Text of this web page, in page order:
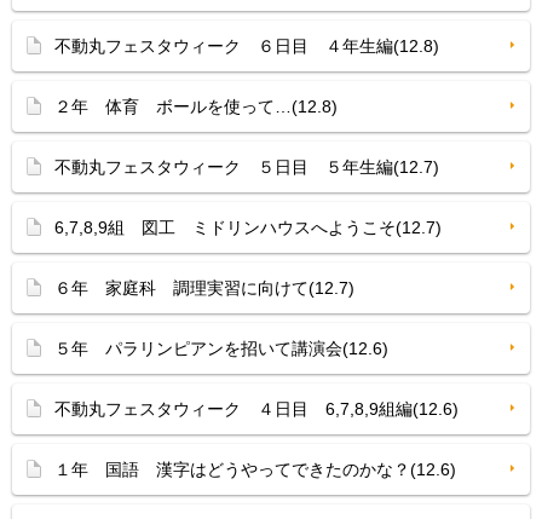
不動丸フェスタウィーク ６日目 ４年生編(12.8)
２年 体育 ボールを使って…(12.8)
不動丸フェスタウィーク ５日目 ５年生編(12.7)
6,7,8,9組 図工 ミドリンハウスへようこそ(12.7)
６年 家庭科 調理実習に向けて(12.7)
５年 パラリンピアンを招いて講演会(12.6)
不動丸フェスタウィーク ４日目 6,7,8,9組編(12.6)
１年 国語 漢字はどうやってできたのかな？(12.6)